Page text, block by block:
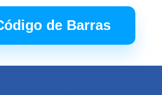
de Barras